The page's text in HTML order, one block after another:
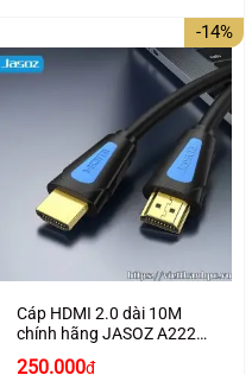
-14%
Cáp HDMI 2.0 dài 10M
chính hãng JASOZ A222
hỗ trợ 4K2K cao cấp
Giá
250.000₫Giá